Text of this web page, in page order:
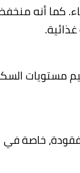
كما أنه
مستويات
خاصة في